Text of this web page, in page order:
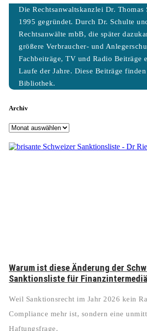
Die Rechtsanwaltskanzlei Dr. Thomas
1995 gegründet. Durch Dr. Schulte
Rechtsanwälte mbB, die später
größere Verbraucher- und
Fachbeiträge, TV und Radio Beiträge
Laufe der Jahre. Diese Beiträge
Bibliothek.
Archiv
Archiv
Warum ist diese Änderung der
Sanktionsliste für
Weil Sanktionsrecht im Jahr 2026 kein
Compliance mehr ist, sondern eine
Haftungsfrage.